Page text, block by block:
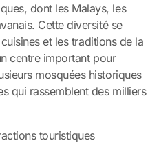
dont les Malays, les
Cette diversité se
et les traditions de la
centre important pour
mosquées historiques
qui rassemblent des milliers
touristiques